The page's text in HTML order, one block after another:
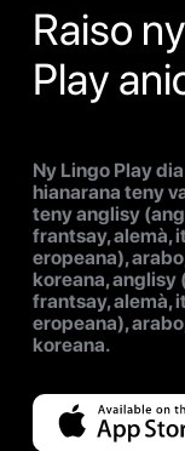
Raiso
Play
Ny Lingo Play
hianarana teny
teny anglisy
frantsay, alemà,
eropeana),
koreana, anglisy
frantsay, alemà,
eropeana),
koreana.